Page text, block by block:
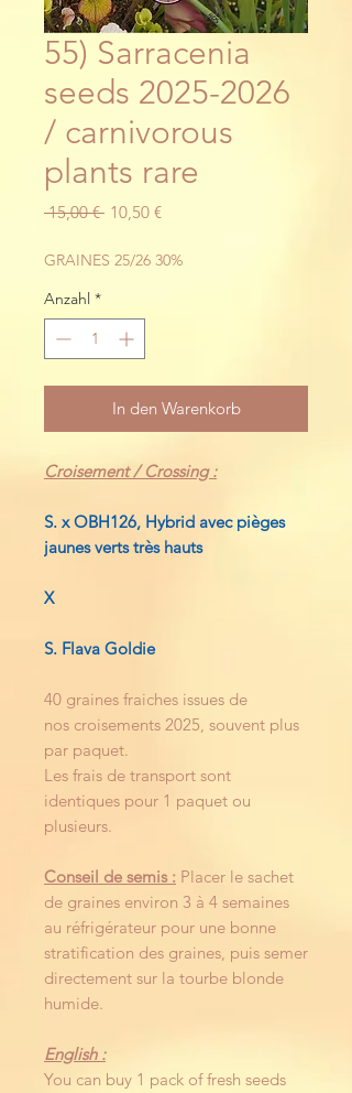
55) Sarracenia
seeds 2025-2026
/ carnivorous
plants rare
15,00 € Standardpreis
10,50 €Sale-
GRAINES 25/26 30%
Anzahl *
In den Warenkorb
Croisement / Crossing :
S. x OBH126, Hybrid avec pièges
jaunes verts très hauts
X
S. Flava Goldie
40 graines fraiches issues de
nos croisements 2025, souvent plus
par paquet.
Les frais de transport sont
identiques pour 1 paquet ou
plusieurs.
Conseil de semis : Placer le sachet
de graines environ 3 à 4 semaines
au réfrigérateur pour une bonne
stratification des graines, puis semer
directement sur la tourbe blonde
humide.
English :
You can buy 1 pack of fresh seeds